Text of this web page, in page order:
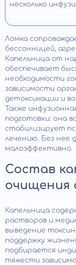
несколько
Ломка
бессонницей,
Капельница от
обеспечивает
необходимости
зависимости
детоксикации и
Также
подготовки: она
стабилизирует
лечению. Без нее
малоэффективно.
Состав
очищения
Капельница
растворов и
выведение
поддержку
подбирается
тяжести